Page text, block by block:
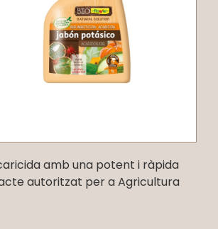
amb una potent i ràpida
autoritzat per a Agricultura